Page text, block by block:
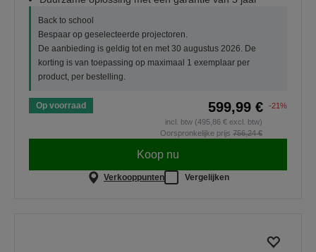
Back to school
Bespaar op geselecteerde projectoren.
De aanbieding is geldig tot en met 30 augustus 2026. De
korting is van toepassing op maximaal 1 exemplaar per
product, per bestelling.
Op voorraad 599,99 €
-21%
incl. btw (495,86 € excl. btw)
Oorspronkelijke prijs 756,24 €
Koop nu
Verkooppunten Vergelijken